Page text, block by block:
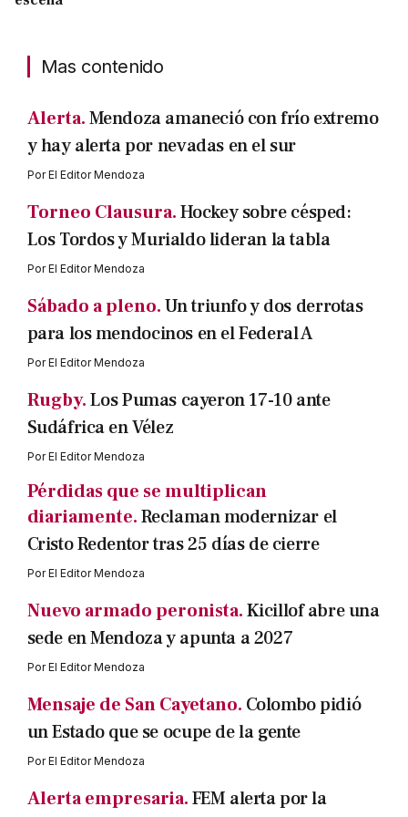
Mas contenido
Alerta.Mendoza amaneció con frío extremo
y hay alerta por nevadas en el sur
PorEl Editor Mendoza
Torneo Clausura.Hockey sobre césped:
Los Tordos y Murialdo lideran la tabla
PorEl Editor Mendoza
Sábado a pleno.Un triunfo y dos derrotas
para los mendocinos en el Federal A
PorEl Editor Mendoza
Rugby.Los Pumas cayeron 17-10 ante
Sudáfrica en Vélez
PorEl Editor Mendoza
Pérdidas que se multiplican
diariamente.Reclaman modernizar el
Cristo Redentor tras 25 días de cierre
PorEl Editor Mendoza
Nuevo armado peronista.Kicillof abre una
sede en Mendoza y apunta a 2027
PorEl Editor Mendoza
Mensaje de San Cayetano. Colombo pidió
un Estado que se ocupe de la gente
PorEl Editor Mendoza
Alerta empresaria.FEM alerta por la